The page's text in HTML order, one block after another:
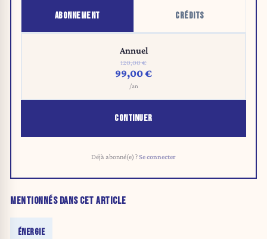
ABONNEMENT CRÉDITS
Annuel
120,00 €
99,00 €
/an
CONTINUER
Déjà abonné(e) ?Se connecter
MENTIONNÉS DANS CET ARTICLE
ÉNERGIE